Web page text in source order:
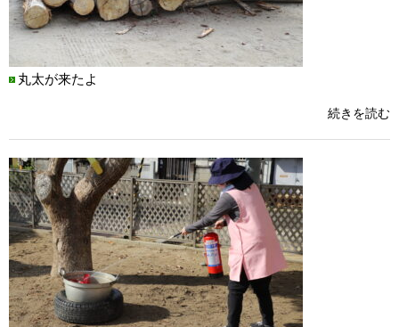
丸太が来たよ
続きを読む